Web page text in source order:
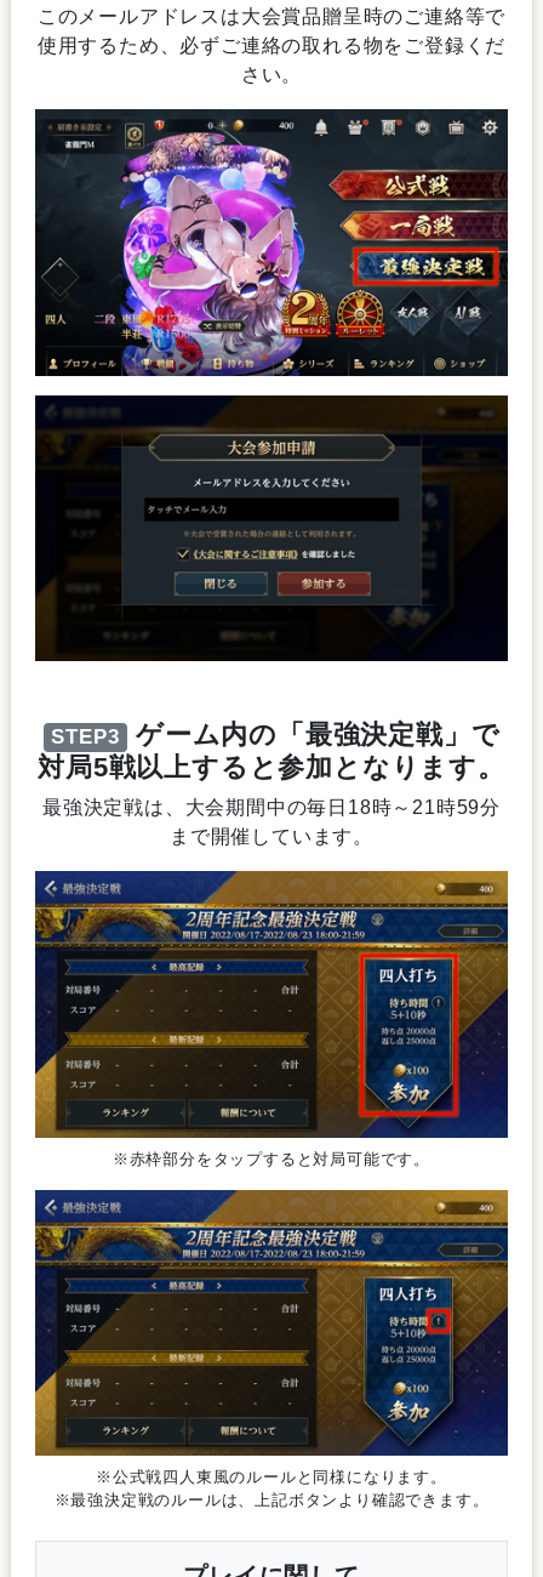
このメールアドレスは大会賞品贈呈時のご連絡等で
使用するため、必ずご連絡の取れる物をご登録くだ
さい。
STEP3
ゲーム内の「最強決定戦」で
対局5戦以上すると参加となります。
最強決定戦は、大会期間中の毎日18時～21時59分
まで開催しています。
※赤枠部分をタップすると対局可能です。
※公式戦四人東風のルールと同様になります。
※最強決定戦のルールは、上記ボタンより確認できます。